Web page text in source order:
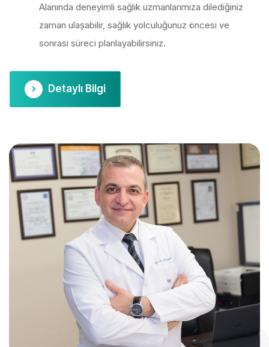
Alanında deneyimli sağlık uzmanlarımıza dilediğiniz
zaman ulaşabilir, sağlık yolculuğunuz öncesi ve
sonrası süreci planlayabilirsiniz.
Detaylı Bilgi